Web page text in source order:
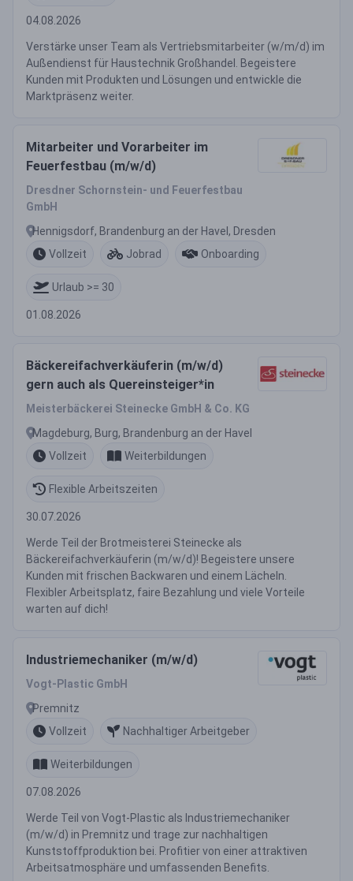
04.08.2026
Verstärke unser Team als Vertriebsmitarbeiter (w/m/d) im
Außendienst für Haustechnik Großhandel. Begeistere
Kunden mit Produkten und Lösungen und entwickle die
Marktpräsenz weiter.
Mitarbeiter und Vorarbeiter im
Feuerfestbau (m/w/d)
Dresdner Schornstein- und Feuerfestbau
GmbH
Hennigsdorf, Brandenburg an der Havel, Dresden
Vollzeit
Jobrad Onboarding
Urlaub >= 30
01.08.2026
Bäckereifachverkäuferin (m/w/d)
gern auch als Quereinsteiger*in
Meisterbäckerei Steinecke GmbH & Co. KG
Magdeburg, Burg, Brandenburg an der Havel
Vollzeit
Weiterbildungen
Flexible Arbeitszeiten
30.07.2026
Werde Teil der Brotmeisterei Steinecke als
Bäckereifachverkäuferin (m/w/d)! Begeistere unsere
Kunden mit frischen Backwaren und einem Lächeln.
Flexibler Arbeitsplatz, faire Bezahlung und viele Vorteile
warten auf dich!
Industriemechaniker (m/w/d)
Vogt-Plastic GmbH
Premnitz
Vollzeit
Nachhaltiger Arbeitgeber
Weiterbildungen
07.08.2026
Werde Teil von Vogt-Plastic als Industriemechaniker
(m/w/d) in Premnitz und trage zur nachhaltigen
Kunststoffproduktion bei. Profitier von einer attraktiven
Arbeitsatmosphäre und umfassenden Benefits.